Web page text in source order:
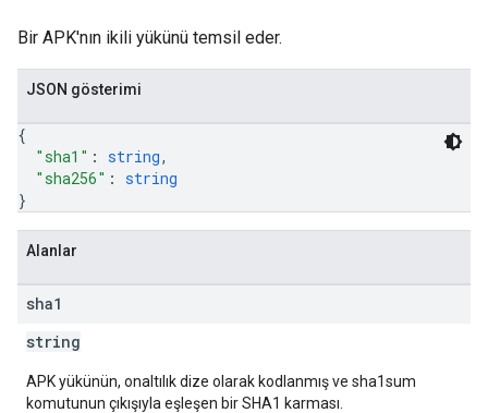
Bir APK'nın ikili yükünü temsil eder.
JSON gösterimi
{
"sha1" : string,
"sha256" : string
}
Alanlar
sha1
string
APK yükünün, onaltılık dize olarak kodlanmış ve sha1sum
komutunun çıkışıyla eşleşen bir SHA1 karması.